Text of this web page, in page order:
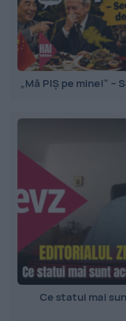
„Mă PIȘ pe mine!”
Ce statui mai